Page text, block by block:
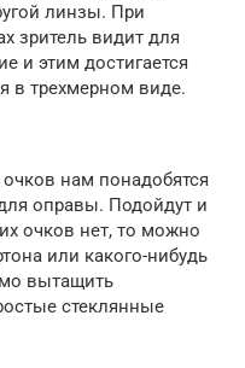
линзы. При
зритель видит для
и этим достигается
в трехмерном виде.
нам понадобятся
оправы. Подойдут и
очков нет, то можно
или какого-нибудь
вытащить
стеклянные